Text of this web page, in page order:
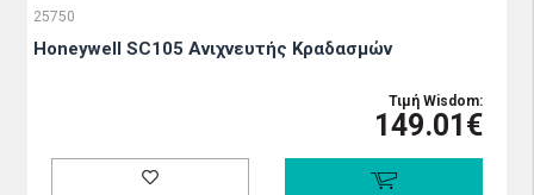
25750
Honeywell SC105 Ανιχνευτής Κραδασμών
Τιμή Wisdom:
149.01€